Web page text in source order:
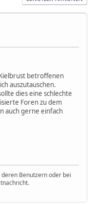
betroffenen
auszutauschen.
dies eine schlechte
Foren zu dem
auch gerne einfach
Benutzern oder bei